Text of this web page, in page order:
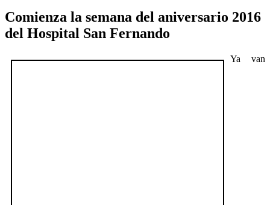
Comienza la semana del aniversario 2016
del Hospital San Fernando
Ya van